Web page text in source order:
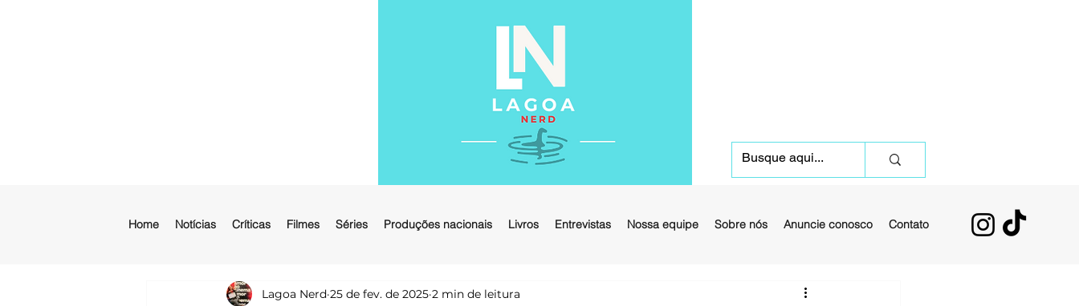
Home Notícias Críticas Filmes Séries Produções nacionais Livros Entrevistas Nossa equipe Sobre nós Anuncie conosco Contato
Lagoa Nerd 25 de fev. de 2025 2 min de leitura